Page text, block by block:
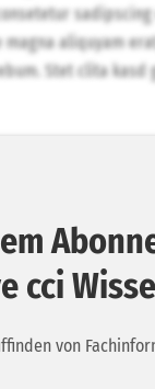
aliquyam
Stet clita kasd
cci
von